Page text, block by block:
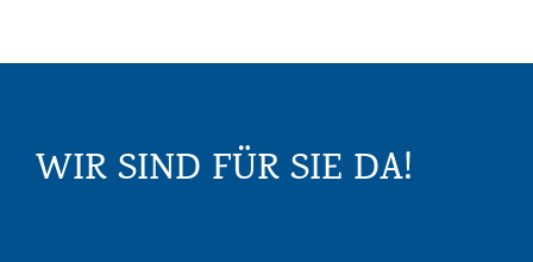
WIR SIND FÜR SIE DA!